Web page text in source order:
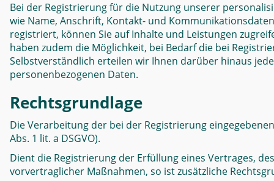
Bei der Registrierung für die Nutzung unserer
wie Name, Anschrift, Kontakt- und
registriert, können Sie auf Inhalte und Leistungen
haben zudem die Möglichkeit, bei Bedarf die bei
Selbstverständlich erteilen wir Ihnen darüber hinaus
personenbezogenen Daten.
Rechtsgrundlage
Die Verarbeitung der bei der Registrierung
Abs. 1 lit. a DSGVO).
Dient die Registrierung der Erfüllung eines Vertrages,
vorvertraglicher Maßnahmen, so ist zusätzliche